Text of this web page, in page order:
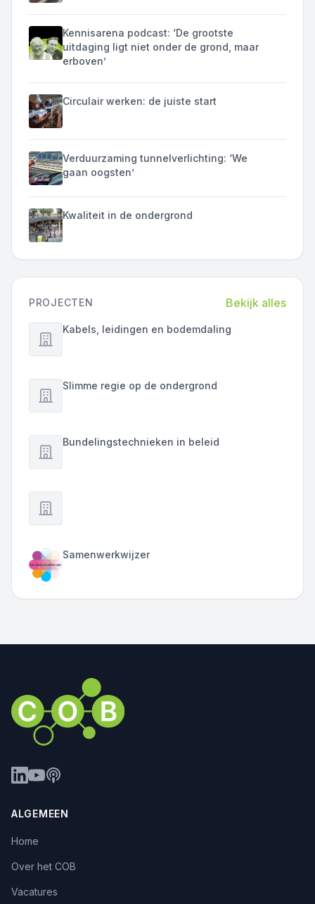
Kennisarena podcast: ‘De grootste
uitdaging ligt niet onder de grond, maar
erboven’
Circulair werken: de juiste start
Verduurzaming tunnelverlichting: ‘We
gaan oogsten’
Kwaliteit in de ondergrond
PROJECTEN Bekijk alles
Kabels, leidingen en bodemdaling
Slimme regie op de ondergrond
Bundelingstechnieken in beleid
Samenwerkwijzer
ALGEMEEN
Home
Over het COB
Vacatures